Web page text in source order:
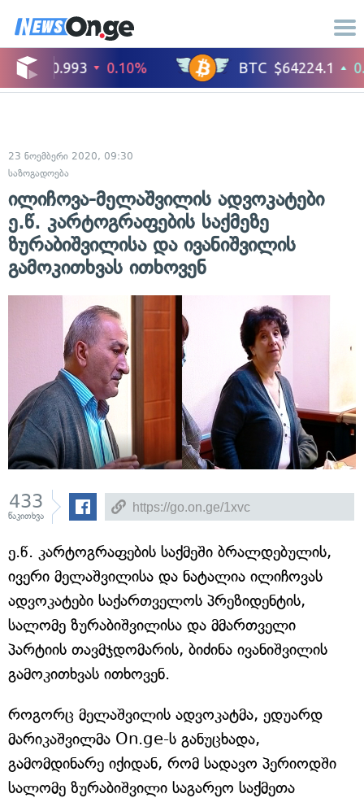
23 ნოემბერი 2020, 09:30
საზოგადოება
ილიჩოვა-მელაშვილის ადვოკატები
ე.წ. კარტოგრაფების საქმეზე
ზურაბიშვილისა და ივანიშვილის
გამოკითხვას ითხოვენ
433
წაკითხვა
ე.წ. კარტოგრაფების საქმეში ბრალდებულის,
ივერი მელაშვილისა და ნატალია ილიჩოვას
ადვოკატები საქართველოს პრეზიდენტის,
სალომე ზურაბიშვილისა და მმართველი
პარტიის თავმჯდომარის, ბიძინა ივანიშვილის
გამოკითხვას ითხოვენ.
როგორც მელაშვილის ადვოკატმა, ედუარდ
მარიკაშვილმა On.ge-ს განუცხადა,
გამომდინარე იქიდან, რომ სადავო პერიოდში
სალომე ზურაბიშვილი საგარეო საქმეთა